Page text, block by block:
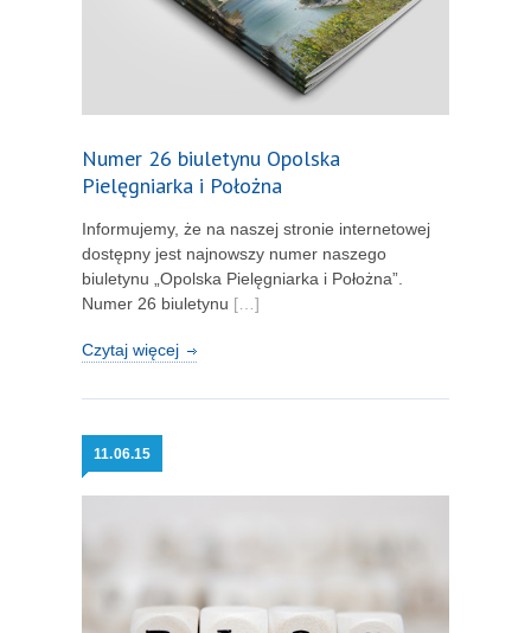
Numer 26 biuletynu Opolska
Pielęgniarka i Położna
Informujemy, że na naszej stronie internetowej
dostępny jest najnowszy numer naszego
biuletynu „Opolska Pielęgniarka i Położna”.
Numer 26 biuletynu […]
Czytaj więcej
11.06.15